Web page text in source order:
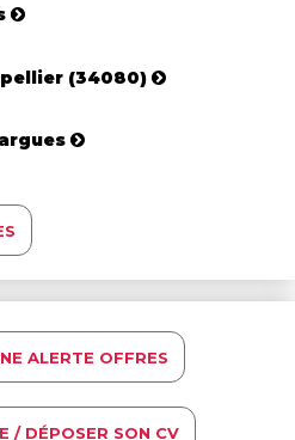
(34080)
ALERTE OFFRES
/ DÉPOSER SON CV